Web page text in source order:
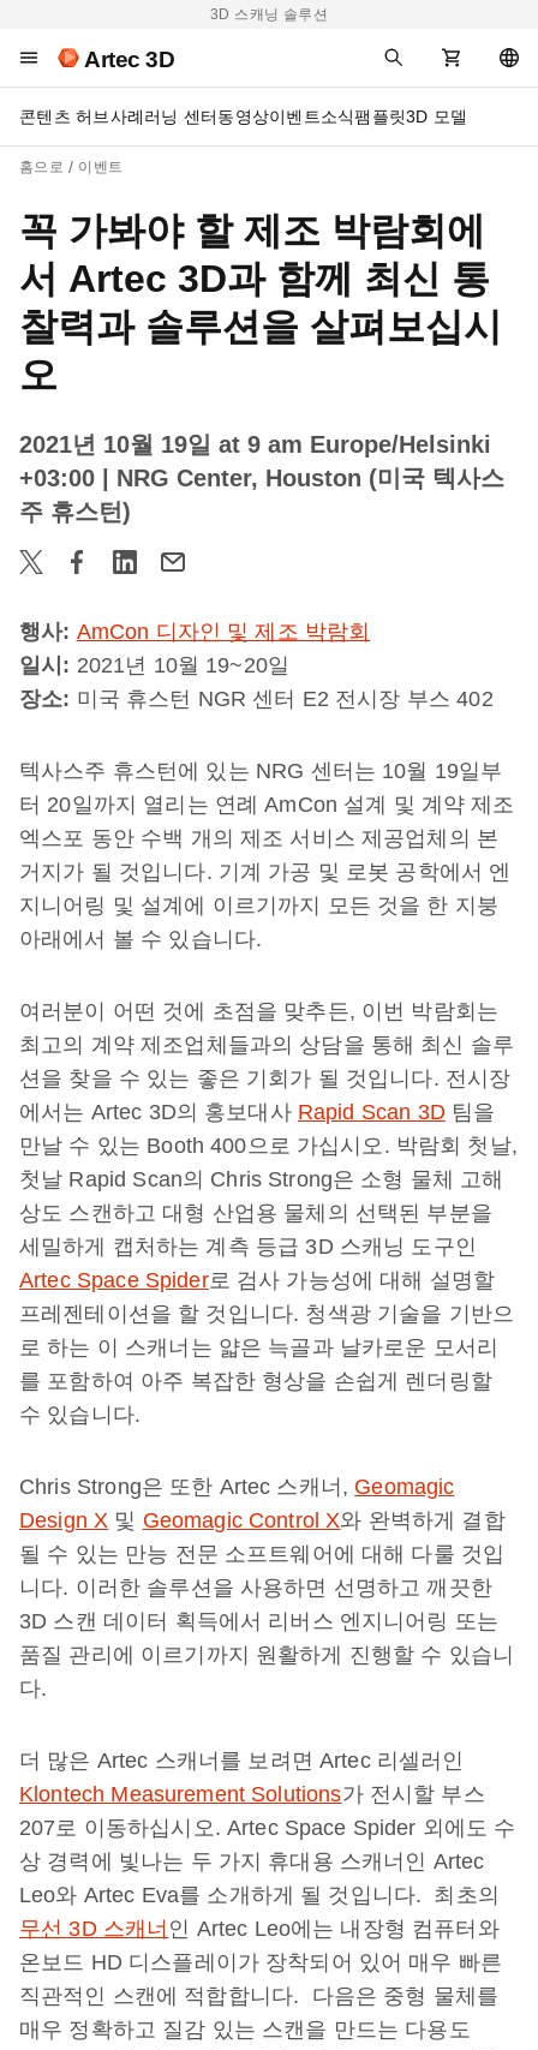
3D 스캐닝 솔루션
Artec 3D
콘텐츠 허브사례러닝 센터동영상이벤트소식팸플릿3D 모델
홈으로 이벤트
꼭 가봐야 할 제조 박람회에
서 Artec 3D과 함께 최신 통
찰력과 솔루션을 살펴보십시
오
2021년 10월 19일 at 9 am Europe/Helsinki
+03:00
| NRG Center, Houston (미국 텍사스
주 휴스턴)
행사: AmCon 디자인 및 제조 박람회
일시: 2021년 10월 19~20일
장소: 미국 휴스턴 NGR 센터 E2 전시장 부스 402
텍사스주 휴스턴에 있는 NRG 센터는 10월 19일부
터 20일까지 열리는 연례 AmCon 설계 및 계약 제조
엑스포 동안 수백 개의 제조 서비스 제공업체의 본
거지가 될 것입니다. 기계 가공 및 로봇 공학에서 엔
지니어링 및 설계에 이르기까지 모든 것을 한 지붕
아래에서 볼 수 있습니다.
여러분이 어떤 것에 초점을 맞추든, 이번 박람회는
최고의 계약 제조업체들과의 상담을 통해 최신 솔루
션을 찾을 수 있는 좋은 기회가 될 것입니다. 전시장
에서는 Artec 3D의 홍보대사 Rapid Scan 3D팀을
만날 수 있는 Booth 400으로 가십시오. 박람회 첫날,
첫날 Rapid Scan의 Chris Strong은 소형 물체 고해
상도 스캔하고 대형 산업용 물체의 선택된 부분을
세밀하게 캡처하는 계측 등급 3D 스캐닝 도구인
Artec Space Spider로 검사 가능성에 대해 설명할
프레젠테이션을 할 것입니다. 청색광 기술을 기반으
로 하는 이 스캐너는 얇은 늑골과 날카로운 모서리
를 포함하여 아주 복잡한 형상을 손쉽게 렌더링할
수 있습니다.
Chris Strong은 또한 Artec 스캐너, Geomagic
Design X 및 Geomagic Control X와 완벽하게 결합
될 수 있는 만능 전문 소프트웨어에 대해 다룰 것입
니다. 이러한 솔루션을 사용하면 선명하고 깨끗한
3D 스캔 데이터 획득에서 리버스 엔지니어링 또는
품질 관리에 이르기까지 원활하게 진행할 수 있습니
다.
더 많은 Artec 스캐너를 보려면 Artec 리셀러인
Klontech Measurement Solutions가 전시할 부스
207로 이동하십시오. Artec Space Spider 외에도 수
상 경력에 빛나는 두 가지 휴대용 스캐너인 Artec
Leo와 Artec Eva를 소개하게 될 것입니다. 최초의
무선 3D 스캐너 인 Artec Leo에는 내장형 컴퓨터와
온보드 HD 디스플레이가 장착되어 있어 매우 빠른
직관적인 스캔에 적합합니다. 다음은 중형 물체를
매우 정확하고 질감 있는 스캔을 만드는 다용도